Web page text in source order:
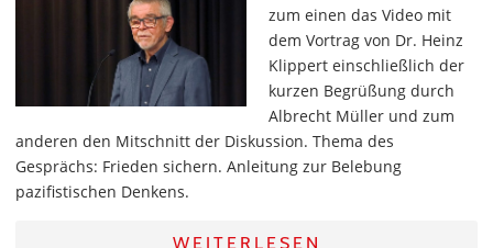
zum einen das Video mit
dem Vortrag von Dr. Heinz
Klippert einschließlich der
kurzen Begrüßung durch
Albrecht Müller und zum
anderen den Mitschnitt der Diskussion. Thema des
Gesprächs: Frieden sichern. Anleitung zur Belebung
pazifistischen Denkens.
WEITERLESEN